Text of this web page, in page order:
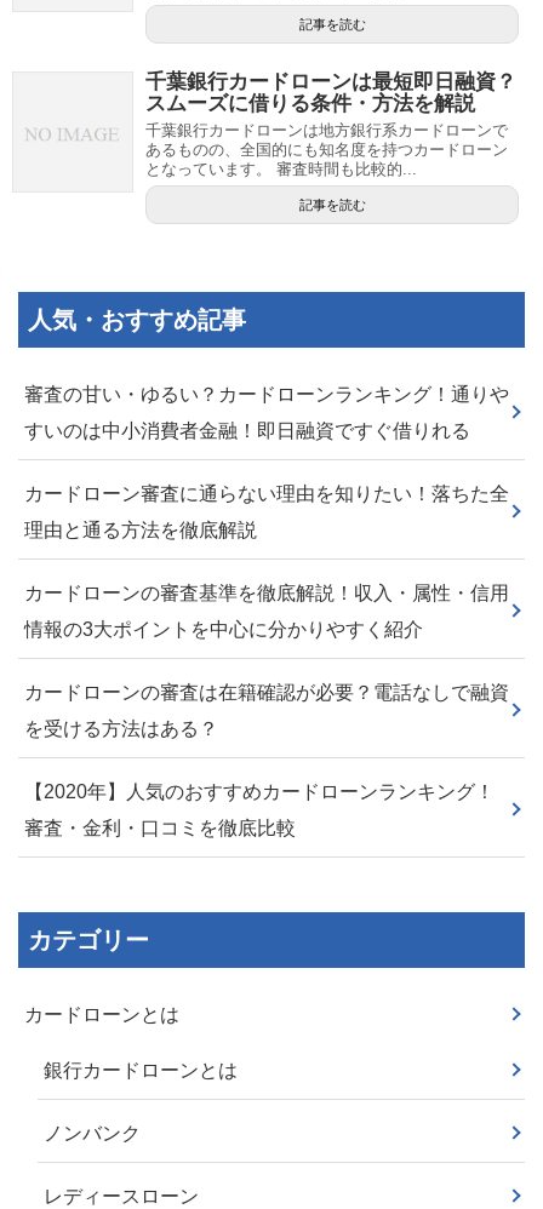
記事を読む
千葉銀行カードローンは最短即日融資？
スムーズに借りる条件・方法を解説
千葉銀行カードローンは地方銀行系カードローンで
あるものの、全国的にも知名度を持つカードローン
となっています。 審査時間も比較的...
記事を読む
人気・おすすめ記事
審査の甘い・ゆるい？カードローンランキング！通りや
すいのは中小消費者金融！即日融資ですぐ借りれる
カードローン審査に通らない理由を知りたい！落ちた全
理由と通る方法を徹底解説
カードローンの審査基準を徹底解説！収入・属性・信用
情報の3大ポイントを中心に分かりやすく紹介
カードローンの審査は在籍確認が必要？電話なしで融資
を受ける方法はある？
【2020年】人気のおすすめカードローンランキング！
審査・金利・口コミを徹底比較
カテゴリー
カードローンとは
銀行カードローンとは
ノンバンク
レディースローン